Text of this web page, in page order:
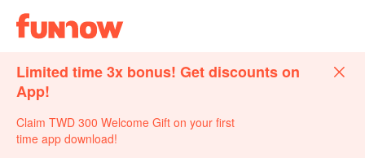
Limited time 3x bonus! Get discounts on
App!
Claim TWD 300 Welcome Gift on your first
time app download!